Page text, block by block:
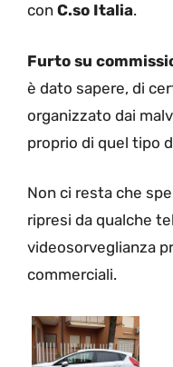
con C.so Italia.
Furto su
è dato sapere, di
organizzato dai
proprio di quel tipo
Non ci resta che
ripresi da qualche
videosorveglianza
commerciali.